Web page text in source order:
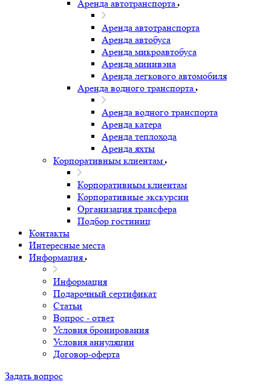
Аренда автотранспорта
Аренда автотранспорта
Аренда автобуса
Аренда микроавтобуса
Аренда минивэна
Аренда легкового автомобиля
Аренда водного транспорта
Аренда водного транспорта
Аренда катера
Аренда теплохода
Аренда яхты
Корпоративным клиентам
Корпоративным клиентам
Корпоративные экскурсии
Организация трансфера
Подбор гостиниц
Контакты
Интересные места
Информация
Информация
Подарочный сертификат
Статьи
Вопрос - ответ
Условия бронирования
Условия аннуляции
Договор-оферта
Задать вопрос